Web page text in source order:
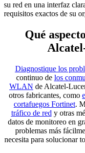
su red en una interfaz
requisitos exactos de su
Qué
Diagnostique los
continuo de los
WLAN de Alcatel-
otros fabricantes, como
cortafuegos Fortinet.
tráfico de red y otras
datos de monitoreo en
problemas más
necesita para solucionar